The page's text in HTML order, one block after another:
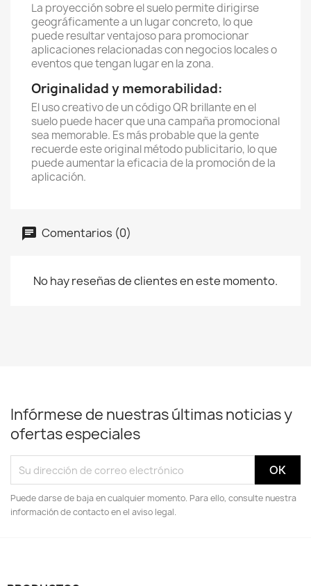
La proyección sobre el suelo permite dirigirse
geográficamente a un lugar concreto, lo que
puede resultar ventajoso para promocionar
aplicaciones relacionadas con negocios locales o
eventos que tengan lugar en la zona.
Originalidad y memorabilidad:
El uso creativo de un código QR brillante en el
suelo puede hacer que una campaña promocional
sea memorable. Es más probable que la gente
recuerde este original método publicitario, lo que
puede aumentar la eficacia de la promoción de la
aplicación.
Comentarios (0)
No hay reseñas de clientes en este momento.
Infórmese de nuestras últimas noticias y
ofertas especiales
Puede darse de baja en cualquier momento. Para ello, consulte nuestra
información de contacto en el aviso legal.